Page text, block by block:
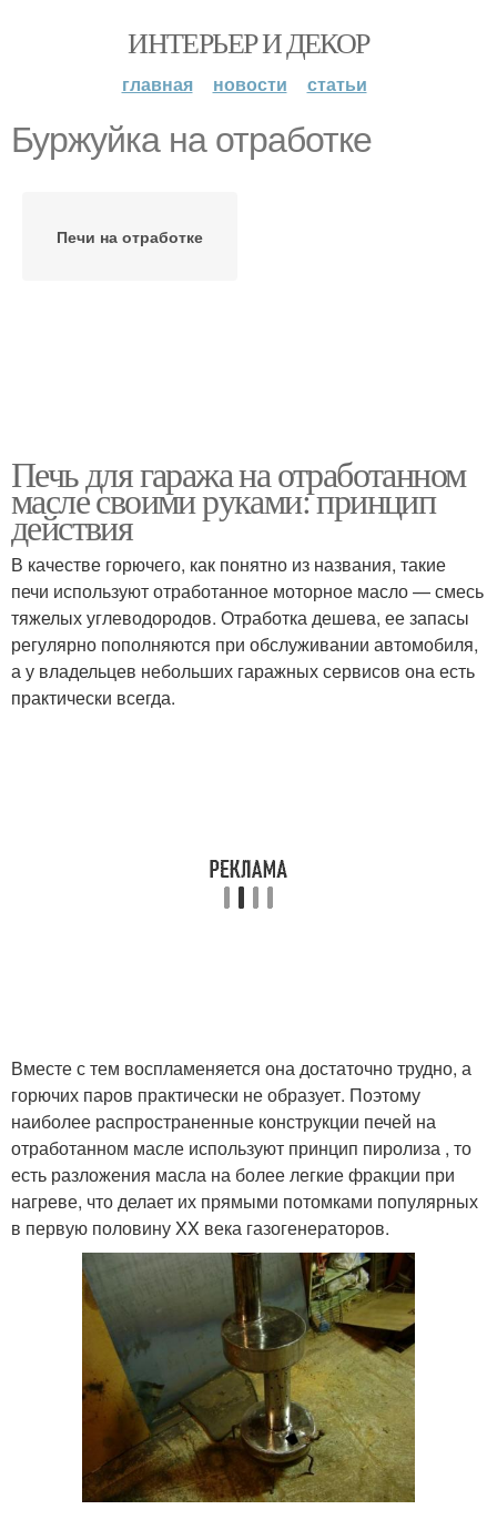
ИНТЕРЬЕР И ДЕКОР
главная новости статьи
Буржуйка на отработке
Печи на отработке
Печь для гаража на отработанном
масле своими руками: принцип
действия
В качестве горючего, как понятно из названия, такие
печи используют отработанное моторное масло — смесь
тяжелых углеводородов. Отработка дешева, ее запасы
регулярно пополняются при обслуживании автомобиля,
а у владельцев небольших гаражных сервисов она есть
практически всегда.
Вместе с тем воспламеняется она достаточно трудно, а
горючих паров практически не образует. Поэтому
наиболее распространенные конструкции печей на
отработанном масле используют принцип пиролиза , то
есть разложения масла на более легкие фракции при
нагреве, что делает их прямыми потомками популярных
в первую половину XX века газогенераторов.